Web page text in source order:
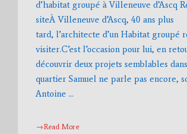
d’habitat groupé à Villeneuve d’Ascq
siteÀ Villeneuve d’Ascq, 40 ans plus
tard, l’architecte d’un Habitat groupé
visiter.C’est l’occasion pour lui, en
découvrir deux projets semblables
quartier Samuel ne parle pas encore,
Antoine …
→Read More